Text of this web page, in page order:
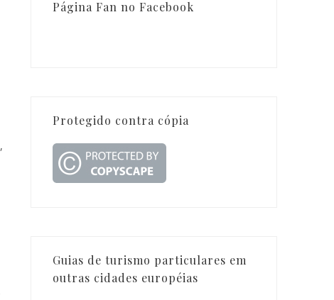
,
Página Fan no Facebook
Protegido contra cópia
Guias de turismo particulares em
outras cidades européias